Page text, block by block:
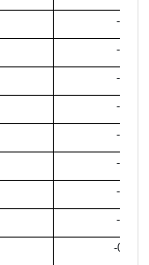
-0.1
-0.1
-0.1
-0.1
-0.1
-0.1
-0.1
-0.1
-0.02